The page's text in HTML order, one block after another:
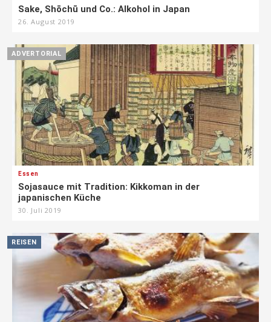
Sake, Shōchū und Co.: Alkohol in Japan
26. August 2019
ADVERTORIAL
Essen
Sojasauce mit Tradition: Kikkoman in der
japanischen Küche
30. Juli 2019
REISEN